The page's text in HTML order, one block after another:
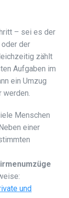
– sei es der
oder der
zählt
Aufgaben im
ein Umzug
werden.
Menschen
einer
und